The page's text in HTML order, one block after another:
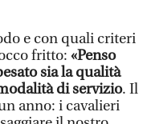
e con quali criteri
fritto: «Penso
sia la qualità
di servizio. Il
anno: i cavalieri